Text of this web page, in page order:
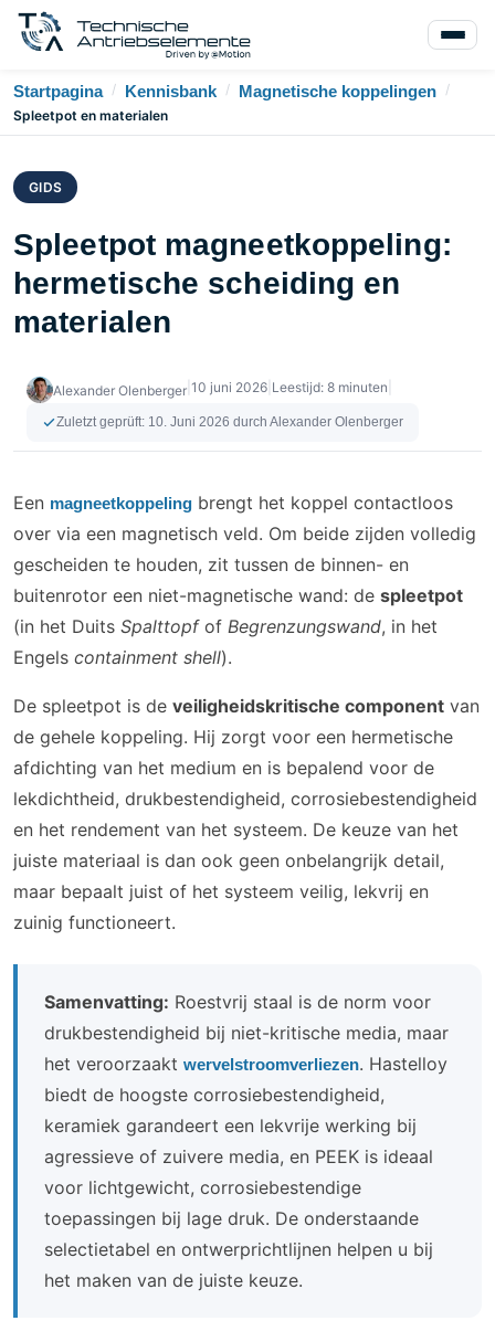
Startpagina / Kennisbank / Magnetische koppelingen /
Spleetpot en materialen
GIDS
Spleetpot magneetkoppeling:
hermetische scheiding en
materialen
Alexander Olenberger 10 juni 2026 Leestijd: 8 minuten
Zuletzt geprüft: 10. Juni 2026 durch Alexander Olenberger
Een magneetkoppeling brengt het koppel contactloos
over via een magnetisch veld. Om beide zijden volledig
gescheiden te houden, zit tussen de binnen- en
buitenrotor een niet-magnetische wand: de spleetpot
(in het Duits Spalttopfof Begrenzungswand, in het
Engels containment shell).
De spleetpot is de veiligheidskritische component van
de gehele koppeling. Hij zorgt voor een hermetische
afdichting van het medium en is bepalend voor de
lekdichtheid, drukbestendigheid, corrosiebestendigheid
en het rendement van het systeem. De keuze van het
juiste materiaal is dan ook geen onbelangrijk detail,
maar bepaalt juist of het systeem veilig, lekvrij en
zuinig functioneert.
Samenvatting: Roestvrij staal is de norm voor
drukbestendigheid bij niet-kritische media, maar
het veroorzaakt wervelstroomverliezen. Hastelloy
biedt de hoogste corrosiebestendigheid,
keramiek garandeert een lekvrije werking bij
agressieve of zuivere media, en PEEK is ideaal
voor lichtgewicht, corrosiebestendige
toepassingen bij lage druk. De onderstaande
selectietabel en ontwerprichtlijnen helpen u bij
het maken van de juiste keuze.